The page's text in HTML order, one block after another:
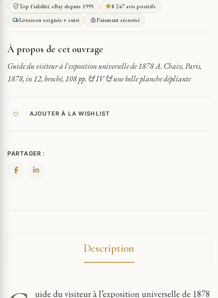
UNIVERSELLE
DE
1878
DU
VISITEUR
Top fiabilité eBay depuis 1995
8 247 avis positifs
Livraison soignée + suivi
Paiement sécurisé
À propos de cet ouvrage
Guide du visiteur à l'exposition universelle de 1878 A. Chaix, Paris,
1878, in 12, broché, 108 pp. & IV & une belle planche dépliante
AJOUTER À LA WISHLIST
PARTAGER :
Description
uide du visiteur à l’exposition universelle de 1878